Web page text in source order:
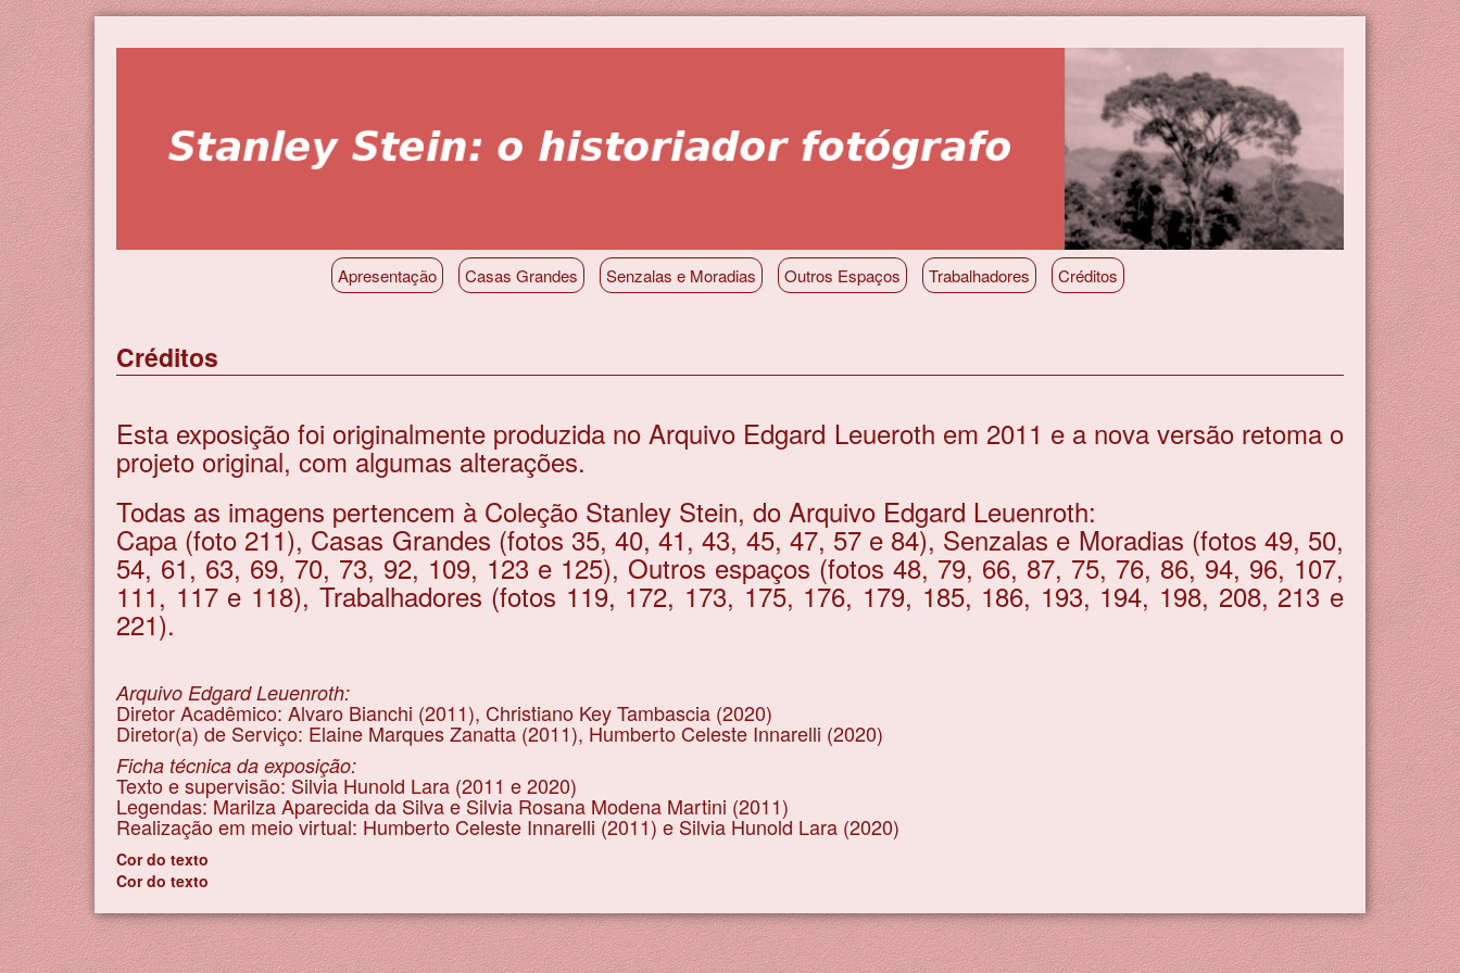
Pular
para
o
conteúdo
principal
Apresentação Casas Grandes Senzalas e Moradias Outros Espaços Trabalhadores Créditos
Créditos
Esta exposição foi originalmente produzida no Arquivo Edgard Leueroth em 2011 e a nova versão retoma o
projeto original, com algumas alterações.
Todas as imagens pertencem à Coleção Stanley Stein, do Arquivo Edgard Leuenroth:
Capa (foto 211), Casas Grandes (fotos 35, 40, 41, 43, 45, 47, 57 e 84), Senzalas e Moradias (fotos 49, 50,
54, 61, 63, 69, 70, 73, 92, 109, 123 e 125), Outros espaços (fotos 48, 79, 66, 87, 75, 76, 86, 94, 96, 107,
111, 117 e 118), Trabalhadores (fotos 119, 172, 173, 175, 176, 179, 185, 186, 193, 194, 198, 208, 213 e
221).
Arquivo Edgard Leuenroth:
Diretor Acadêmico: Alvaro Bianchi (2011), Christiano Key Tambascia (2020)
Diretor(a) de Serviço: Elaine Marques Zanatta (2011), Humberto Celeste Innarelli (2020)
Ficha técnica da exposição:
Texto e supervisão: Silvia Hunold Lara (2011 e 2020)
Legendas: Marilza Aparecida da Silva e Silvia Rosana Modena Martini (2011)
Realização em meio virtual: Humberto Celeste Innarelli (2011) e Silvia Hunold Lara (2020)
Cor do texto
Cor do texto